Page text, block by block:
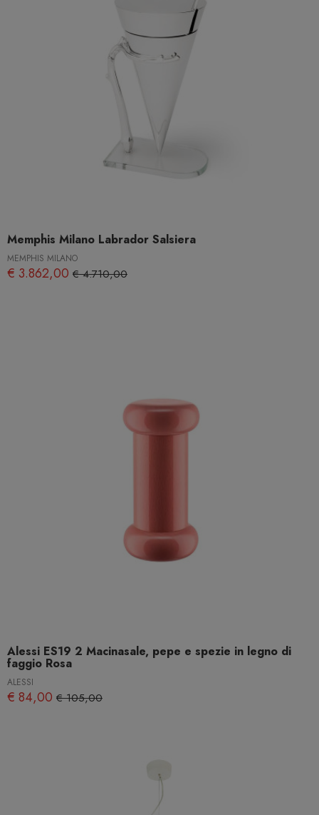
Memphis Milano Labrador Salsiera
MEMPHIS MILANO
€ 3.862,00 € 4.710,00
Alessi ES19 2 Macinasale, pepe e spezie in legno di
faggio Rosa
ALESSI
€ 84,00 € 105,00